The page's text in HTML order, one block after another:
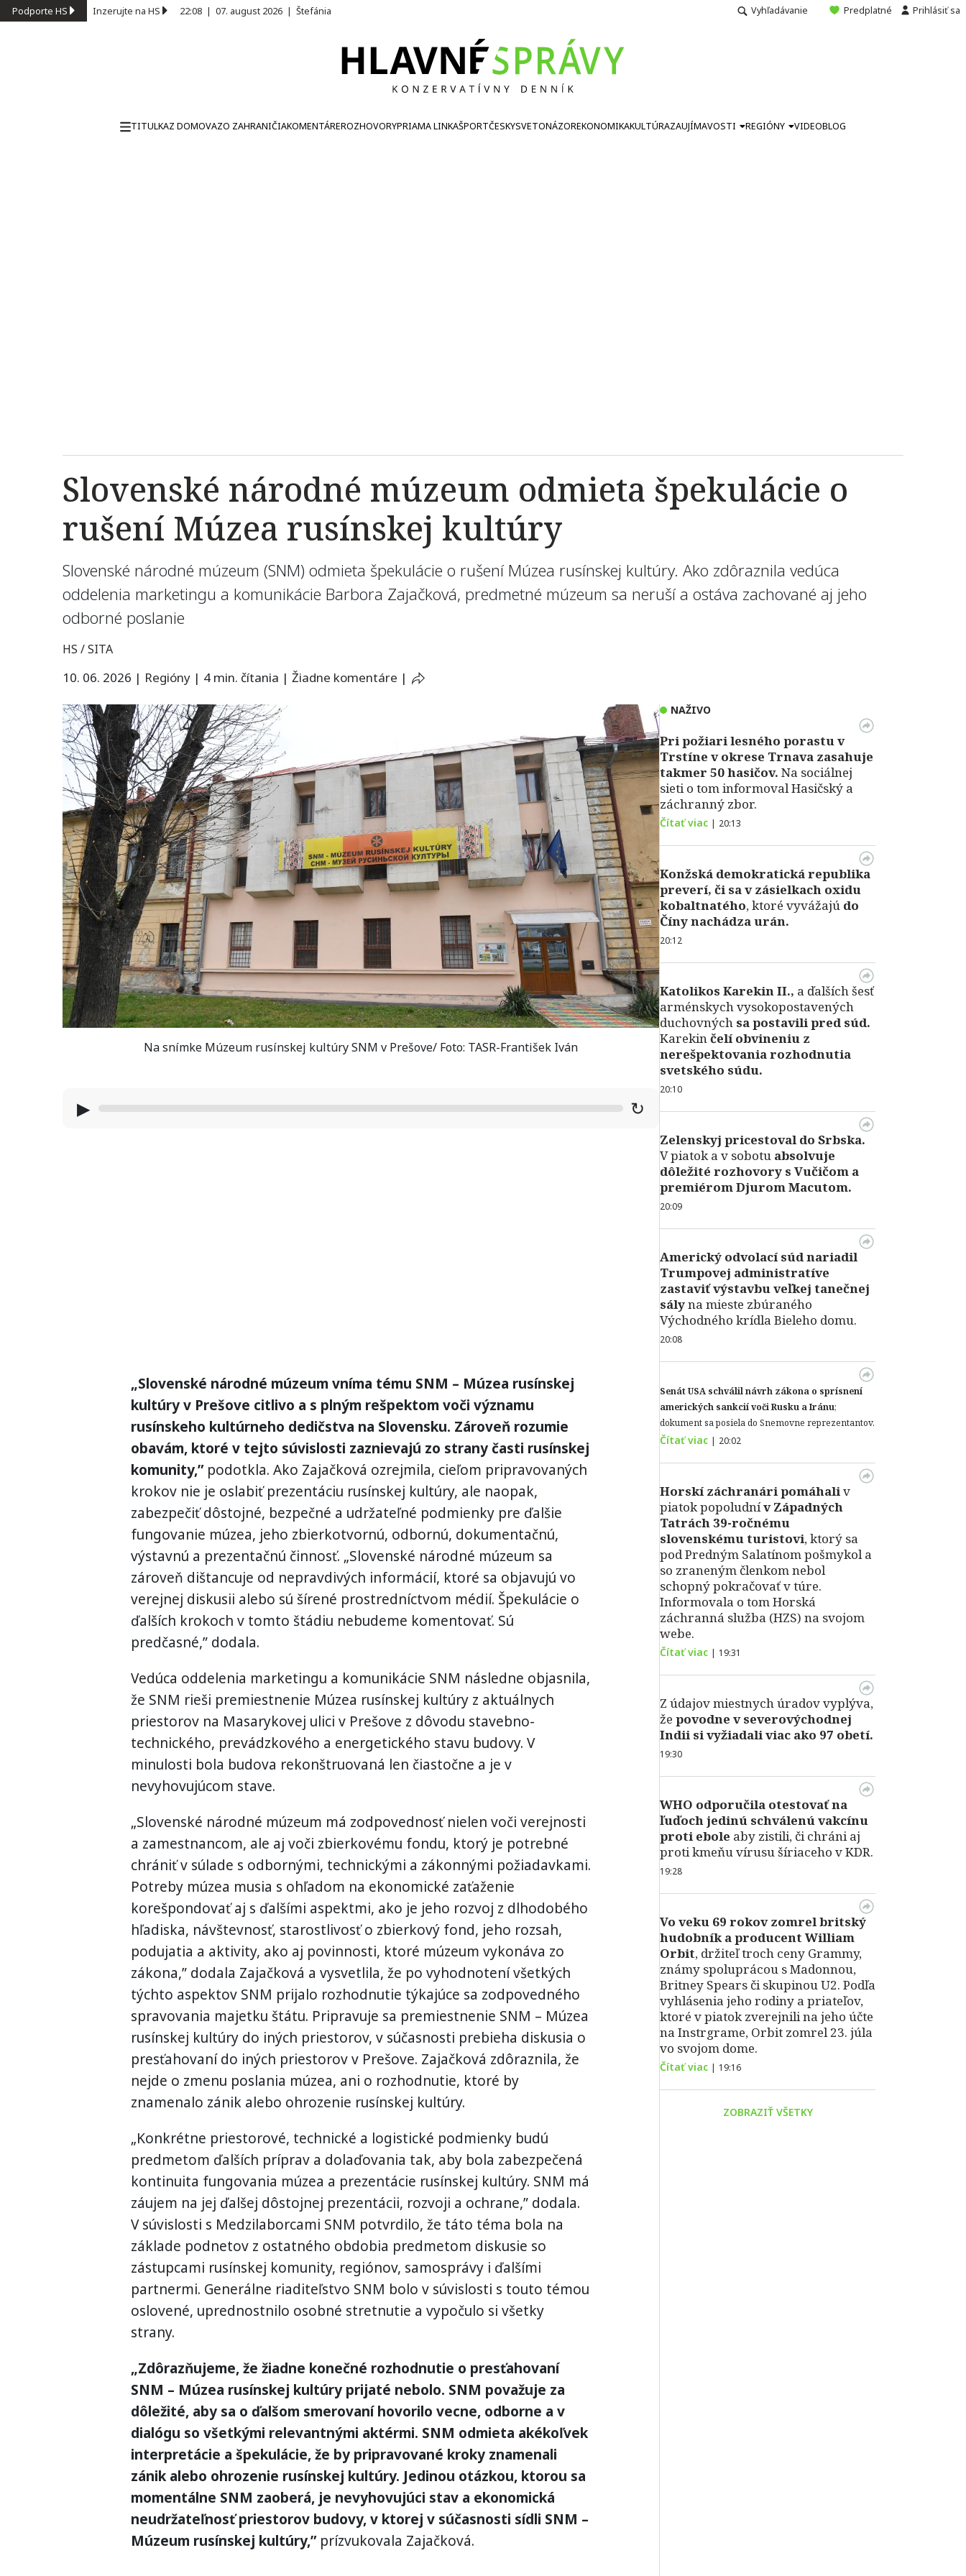
Podporte HS Inzerujte na HS 22:08 | 07. august 2026 | Štefánia Vyhľadávanie Predplatné Prihlásiť sa
TITULKAZ DOMOVAZO ZAHRANIČIAKOMENTÁREROZHOVORYPRIAMA LINKAŠPORTČESKYSVETONÁZOREKONOMIKAKULTÚRAZAUJÍMAVOSTI REGIÓNY VIDEOBLOG
Slovenské národné múzeum odmieta špekulácie o
rušení Múzea rusínskej kultúry
Slovenské národné múzeum (SNM) odmieta špekulácie o rušení Múzea rusínskej kultúry. Ako zdôraznila vedúca
oddelenia marketingu a komunikácie Barbora Zajačková, predmetné múzeum sa neruší a ostáva zachované aj jeho
odborné poslanie
HS / SITA
10. 06. 2026 | Regióny | 4 min. čítania | Žiadne komentáre |
Na snímke Múzeum rusínskej kultúry SNM v Prešove/ Foto: TASR-František Iván
▶ ↻
„Slovenské národné múzeum vníma tému SNM – Múzea rusínskej
kultúry v Prešove citlivo a s plným rešpektom voči významu
rusínskeho kultúrneho dedičstva na Slovensku. Zároveň rozumie
obavám, ktoré v tejto súvislosti zaznievajú zo strany časti rusínskej
komunity,”podotkla. Ako Zajačková ozrejmila, cieľom pripravovaných
krokov nie je oslabiť prezentáciu rusínskej kultúry, ale naopak,
zabezpečiť dôstojné, bezpečné a udržateľné podmienky pre ďalšie
fungovanie múzea, jeho zbierkotvornú, odbornú, dokumentačnú,
výstavnú a prezentačnú činnosť. „Slovenské národné múzeum sa
zároveň dištancuje od nepravdivých informácií, ktoré sa objavujú vo
verejnej diskusii alebo sú šírené prostredníctvom médií. Špekulácie o
ďalších krokoch v tomto štádiu nebudeme komentovať. Sú
predčasné,” dodala.
Vedúca oddelenia marketingu a komunikácie SNM následne objasnila,
že SNM rieši premiestnenie Múzea rusínskej kultúry z aktuálnych
priestorov na Masarykovej ulici v Prešove z dôvodu stavebno-
technického, prevádzkového a energetického stavu budovy. V
minulosti bola budova rekonštruovaná len čiastočne a je v
nevyhovujúcom stave.
„Slovenské národné múzeum má zodpovednosť nielen voči verejnosti
a zamestnancom, ale aj voči zbierkovému fondu, ktorý je potrebné
chrániť v súlade s odbornými, technickými a zákonnými požiadavkami.
Potreby múzea musia s ohľadom na ekonomické zaťaženie
korešpondovať aj s ďalšími aspektmi, ako je jeho rozvoj z dlhodobého
hľadiska, návštevnosť, starostlivosť o zbierkový fond, jeho rozsah,
podujatia a aktivity, ako aj povinnosti, ktoré múzeum vykonáva zo
zákona,” dodala Zajačková a vysvetlila, že po vyhodnotení všetkých
týchto aspektov SNM prijalo rozhodnutie týkajúce sa zodpovedného
spravovania majetku štátu. Pripravuje sa premiestnenie SNM – Múzea
rusínskej kultúry do iných priestorov, v súčasnosti prebieha diskusia o
presťahovaní do iných priestorov v Prešove. Zajačková zdôraznila, že
nejde o zmenu poslania múzea, ani o rozhodnutie, ktoré by
znamenalo zánik alebo ohrozenie rusínskej kultúry.
„Konkrétne priestorové, technické a logistické podmienky budú
predmetom ďalších príprav a dolaďovania tak, aby bola zabezpečená
kontinuita fungovania múzea a prezentácie rusínskej kultúry. SNM má
záujem na jej ďalšej dôstojnej prezentácii, rozvoji a ochrane,” dodala.
V súvislosti s Medzilaborcami SNM potvrdilo, že táto téma bola na
základe podnetov z ostatného obdobia predmetom diskusie so
zástupcami rusínskej komunity, regiónov, samosprávy i ďalšími
partnermi. Generálne riaditeľstvo SNM bolo v súvislosti s touto témou
oslovené, uprednostnilo osobné stretnutie a vypočulo si všetky
strany.
„Zdôrazňujeme, že žiadne konečné rozhodnutie o presťahovaní
SNM – Múzea rusínskej kultúry prijaté nebolo. SNM považuje za
dôležité, aby sa o ďalšom smerovaní hovorilo vecne, odborne a v
dialógu so všetkými relevantnými aktérmi. SNM odmieta akékoľvek
interpretácie a špekulácie, že by pripravované kroky znamenali
zánik alebo ohrozenie rusínskej kultúry. Jedinou otázkou, ktorou sa
momentálne SNM zaoberá, je nevyhovujúci stav a ekonomická
neudržateľnosť priestorov budovy, v ktorej v súčasnosti sídli SNM –
Múzeum rusínskej kultúry,”prízvukovala Zajačková.
NAŽIVO
Pri požiari lesného porastu v
Trstíne v okrese Trnava zasahuje
takmer 50 hasičov. Na sociálnej
sieti o tom informoval Hasičský a
záchranný zbor.
Čítať viac | 20:13
Konžská demokratická republika
preverí, či sa v zásielkach oxidu
kobaltnatého, ktoré vyvážajú do
Číny nachádza urán.
20:12
Katolikos Karekin II., a ďalších šesť
arménskych vysokopostavených
duchovných sa postavili pred súd.
Karekinčelí obvineniu z
nerešpektovania rozhodnutia
svetského súdu.
20:10
Zelenskyj pricestoval do Srbska.
V piatok a v sobotu absolvuje
dôležité rozhovory s Vučičom a
premiérom Djurom Macutom.
20:09
Americký odvolací súd nariadil
Trumpovej administratíve
zastaviť výstavbu veľkej tanečnej
sályna mieste zbúraného
Východného krídla Bieleho domu.
20:08
Senát USA schválil návrh zákona o sprísnení
amerických sankcií voči Rusku a Iránu;
dokument sa posiela do Snemovne reprezentantov.
Čítať viac | 20:02
Horskí záchranári pomáhaliv
piatok popoludnív Západných
Tatrách 39-ročnému
slovenskému turistovi, ktorý sa
pod Predným Salatínom pošmykol a
so zraneným členkom nebol
schopný pokračovať v túre.
Informovala o tom Horská
záchranná služba (HZS) na svojom
webe.
Čítať viac | 19:31
Z údajov miestnych úradov vyplýva,
že povodne v severovýchodnej
Indii si vyžiadali viac ako 97 obetí.
19:30
WHO odporučila otestovať na
ľuďoch jedinú schválenú vakcínu
proti ebole aby zistili, či chráni aj
proti kmeňu vírusu šíriaceho v KDR.
19:28
Vo veku 69 rokov zomrel britský
hudobník a producent William
Orbit, držiteľ troch ceny Grammy,
známy spoluprácou s Madonnou,
Britney Spears či skupinou U2. Podľa
vyhlásenia jeho rodiny a priateľov,
ktoré v piatok zverejnili na jeho účte
na Instrgrame, Orbit zomrel 23. júla
vo svojom dome.
Čítať viac | 19:16
ZOBRAZIŤ VŠETKY